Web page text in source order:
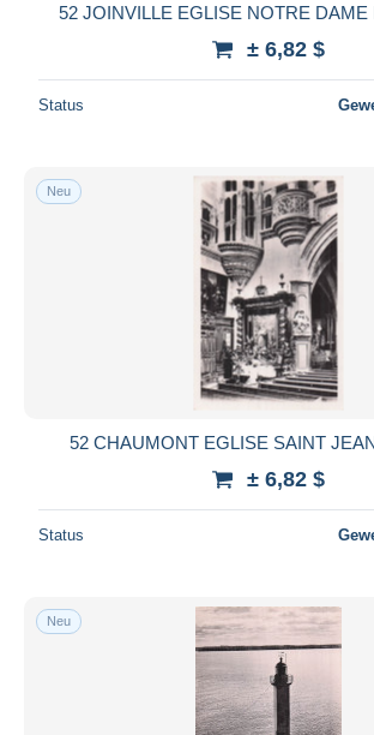
52 JOINVILLE EGLISE NOTRE DAME
± 6,82 $
Status
Neu
52 CHAUMONT EGLISE SAINT
± 6,82 $
Status
Neu